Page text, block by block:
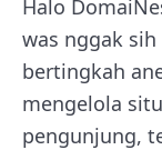
Halo
was nggak
bertingkah
mengelola
pengunjung,